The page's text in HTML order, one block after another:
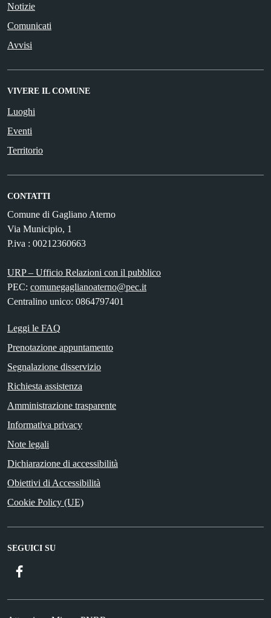
Notizie
Comunicati
Avvisi
VIVERE IL COMUNE
Luoghi
Eventi
Territorio
CONTATTI
Comune di Gagliano Aterno
Via Municipio, 1
P.iva : 00212360663
URP – Ufficio Relazioni con il pubblico
PEC: comunegaglianoaterno@pec.it
Centralino unico: 0864797401
Leggi le FAQ
Prenotazione appuntamento
Segnalazione disservizio
Richiesta assistenza
Amministrazione trasparente
Informativa privacy
Note legali
Dichiarazione di accessibilità
Obiettivi di Accessibilità
Cookie Policy (UE)
SEGUICI SU